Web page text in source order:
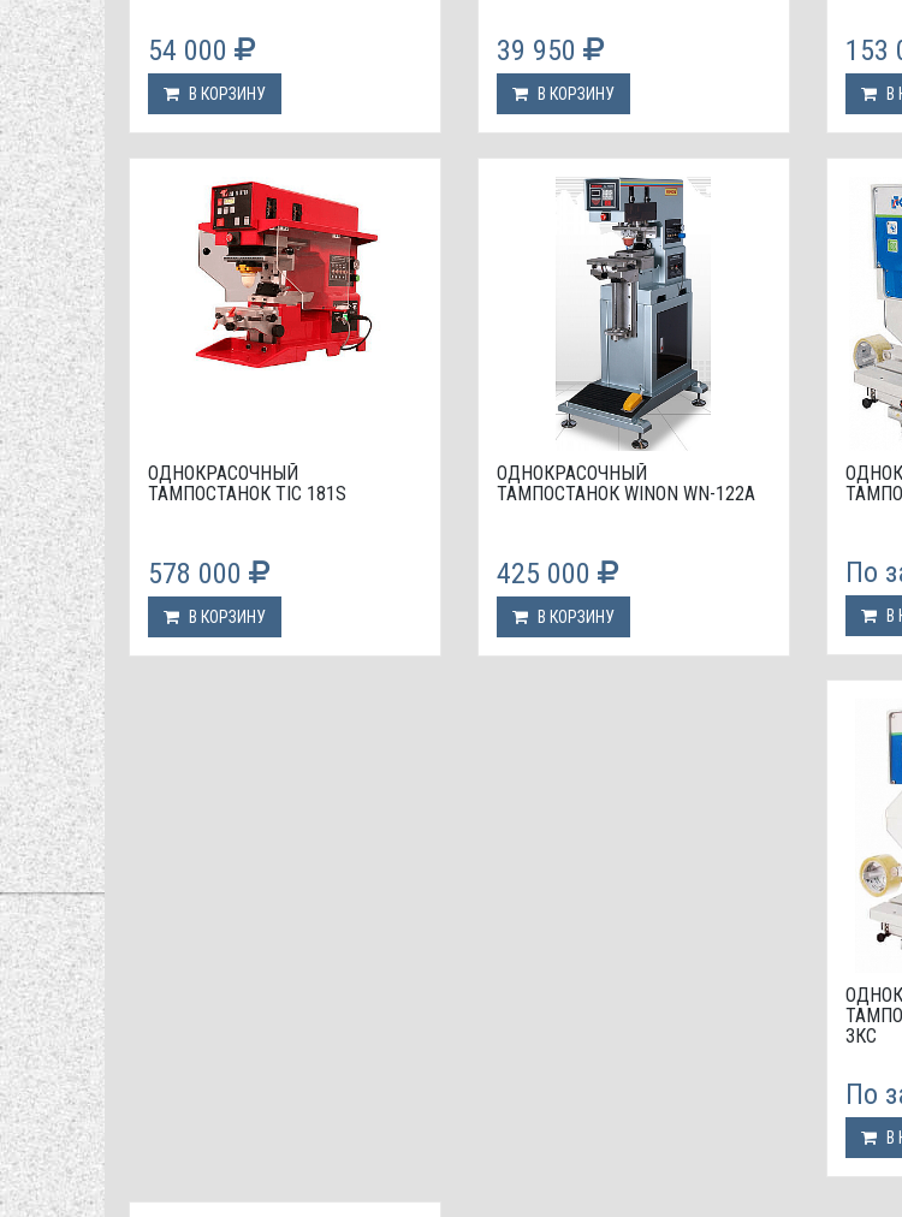
54 000
В КОРЗИНУ
39 950
В КОРЗИНУ
153
В
ОДНОКРАСОЧНЫЙ
ТАМПОСТАНОК TIC 181S
578 000
В КОРЗИНУ
ОДНОКРАСОЧНЫЙ
ТАМПОСТАНОК WINON WN-122А
425 000
В КОРЗИНУ
По
В
ЗКС
По
В